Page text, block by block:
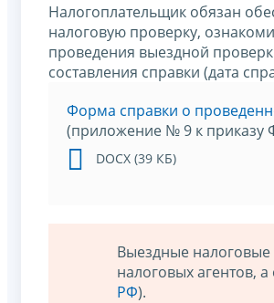
Налогоплательщик обязан
налоговую проверку,
проведения выездной
составления справки (дата
Форма справки о
(приложение № 9 к приказу
DOCX (39 КБ)
Выездные
налоговых агентов,
РФ).